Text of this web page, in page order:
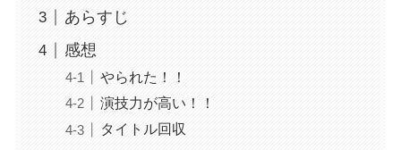
あらすじ
感想
やられた！！
演技力が高い！！
タイトル回収